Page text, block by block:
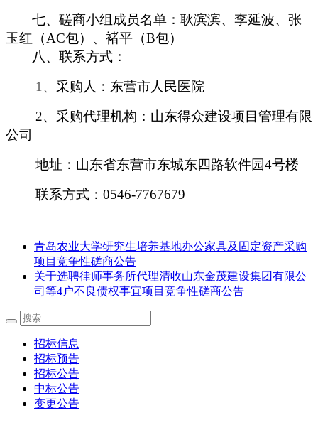
七、磋商小组成员名单：耿滨滨、李延波、张
玉红（AC包）、褚平（B包）
八、联系方式：
1、 采购人：东营市人民医院
2、采购代理机构：山东得众建设项目管理有限
公司
地址：山东省东营市东城东四路软件园4号楼
联系方式： 0546-7767679
青岛农业大学研究生培养基地办公家具及固定资产采购
项目竞争性磋商公告
关于选聘律师事务所代理清收山东金茂建设集团有限公
司等4户不良债权事宜项目竞争性磋商公告
招标信息
招标预告
招标公告
中标公告
变更公告